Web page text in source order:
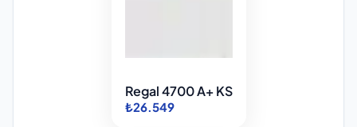
Regal 4700 A+ KS
₺26.549